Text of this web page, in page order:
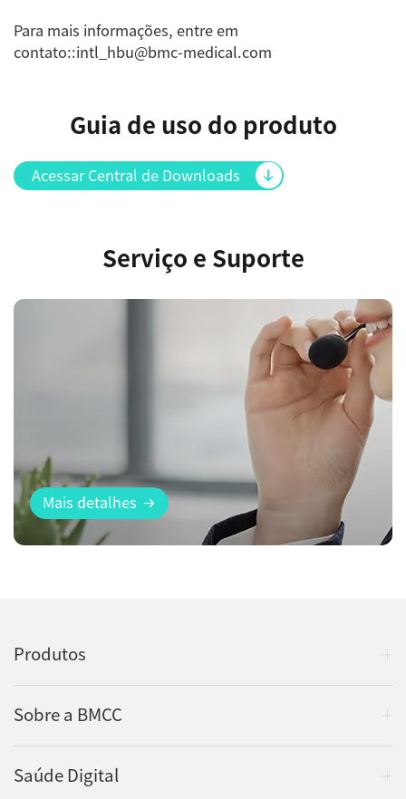
Para mais informações, entre em
contato::intl_hbu@bmc-medical.com
Guia de uso do produto
Acessar Central de Downloads
Serviço e Suporte
Mais detalhes
Produtos
Sobre a BMCC
Saúde Digital